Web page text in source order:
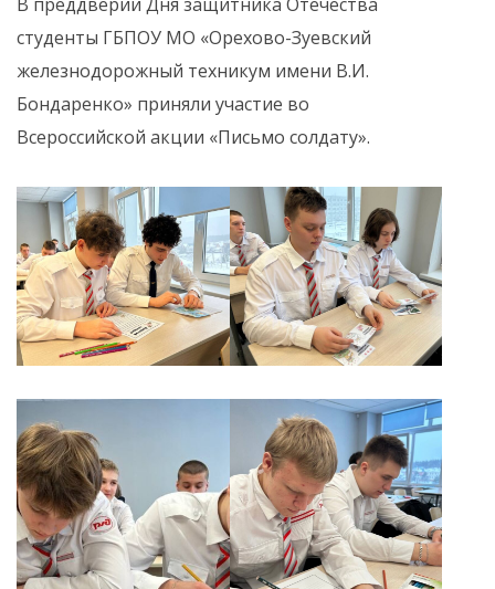
студенты ГБПОУ МО «Орехово-Зуевский
железнодорожный техникум имени В.И.
Бондаренко» приняли участие во
Всероссийской акции «Письмо солдату».